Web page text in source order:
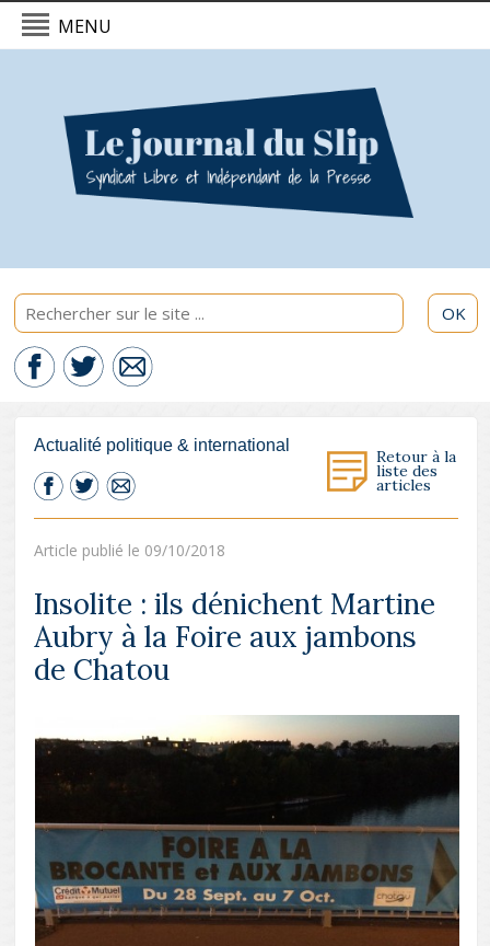
MENU
Politique & International
Economie
Culture & Société
Sport & Santé
OK
Actualité politique & international
Retour à la
liste des
articles
Article publié le 09/10/2018
Insolite : ils dénichent Martine
Aubry à la Foire aux jambons
de Chatou